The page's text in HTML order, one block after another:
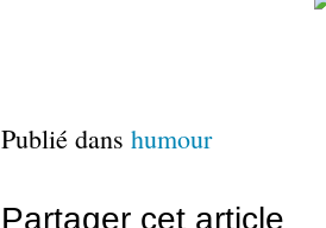
Publié dans humour
Partager cet article